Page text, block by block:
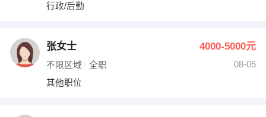
行政/后勤
张女士 4000-5000元
不限区域 全职
08-05
其他职位